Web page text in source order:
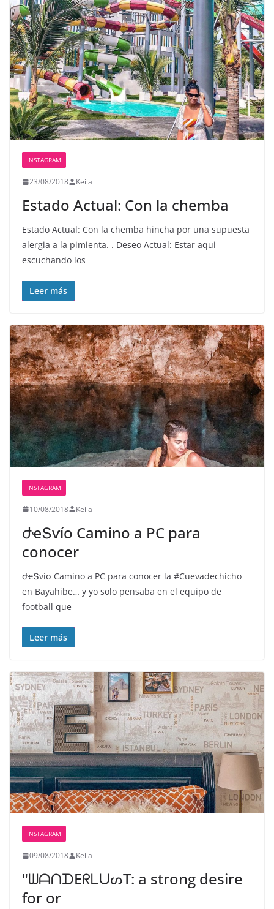
INSTAGRAM
23/08/2018 Keila
Estado Actual: Con la chemba
Estado Actual: Con la chemba hincha por una supuesta
alergia a la pimienta. . Deseo Actual: Estar aqui
escuchando los
Leer más
INSTAGRAM
10/08/2018 Keila
ժҽՏѵíօ️ Camino a PC para
conocer
ժҽՏѵíօ️ Camino a PC para conocer la #Cuevadechicho
en Bayahibe… y yo solo pensaba en el equipo de
football que
Leer más
INSTAGRAM
09/08/2018 Keila
"ᗯᗩᑎᗪEᖇᒪᑌᔕT: a strong desire
for or